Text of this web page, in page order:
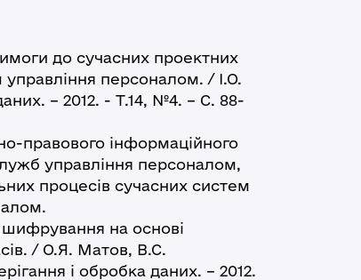
до сучасних проектних
персоналом. / І.О.
– 2012. - Т.14, №4. – С. 88-
інформаційного
управління персоналом,
процесів сучасних систем
шифрування на основі
/ О.Я. Матов, В.С.
і обробка даних. – 2012.